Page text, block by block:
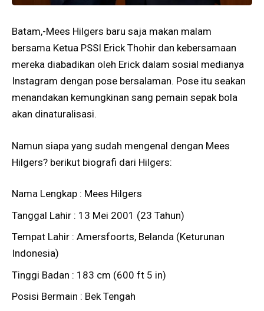
Batam,-Mees Hilgers baru saja makan malam
bersama Ketua PSSI Erick Thohir dan kebersamaan
mereka diabadikan oleh Erick dalam sosial medianya
Instagram dengan pose bersalaman. Pose itu seakan
menandakan kemungkinan sang pemain sepak bola
akan dinaturalisasi.
Namun siapa yang sudah mengenal dengan Mees
Hilgers? berikut biografi dari Hilgers:
Nama Lengkap : Mees Hilgers
Tanggal Lahir : 13 Mei 2001 (23 Tahun)
Tempat Lahir : Amersfoorts, Belanda (Keturunan
Indonesia)
Tinggi Badan : 183 cm (600 ft 5 in)
Posisi Bermain : Bek Tengah